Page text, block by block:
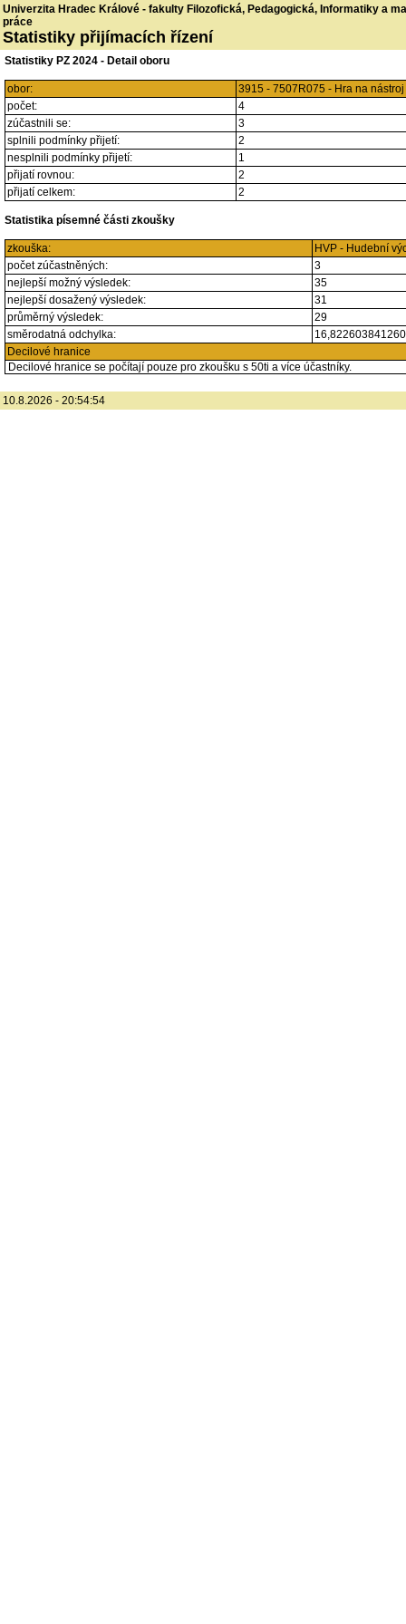
Univerzita Hradec Králové - fakulty Filozofická, Pedagogická, Informatiky a
práce
Statistiky přijímacích řízení
Statistiky PZ 2024 - Detail oboru
obor:
3915 - 7507R075 - Hra na
počet:
4
zúčastnili se:
3
splnili podmínky přijetí:
2
nesplnili podmínky přijetí:
1
přijatí rovnou:
2
přijatí celkem:
2
Statistika písemné části zkoušky
zkouška:
HVP - Hudební
počet zúčastněných:
3
nejlepší možný výsledek:
35
nejlepší dosažený výsledek:
31
průměrný výsledek:
29
směrodatná odchylka:
Decilové hranice
Decilové hranice se počítají pouze pro zkoušku s 50ti a více účastníky.
10.8.2026 - 20:54:54